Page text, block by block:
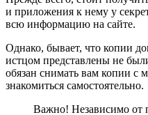
и приложения к нему у
всю информацию на сайте.
Однако, бывает, что копии
истцом представлены не
обязан снимать вам копии с
знакомиться самостоятельно.
Важно! Независимо от